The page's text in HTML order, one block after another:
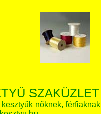
SZAKÜZLET
nőknek,